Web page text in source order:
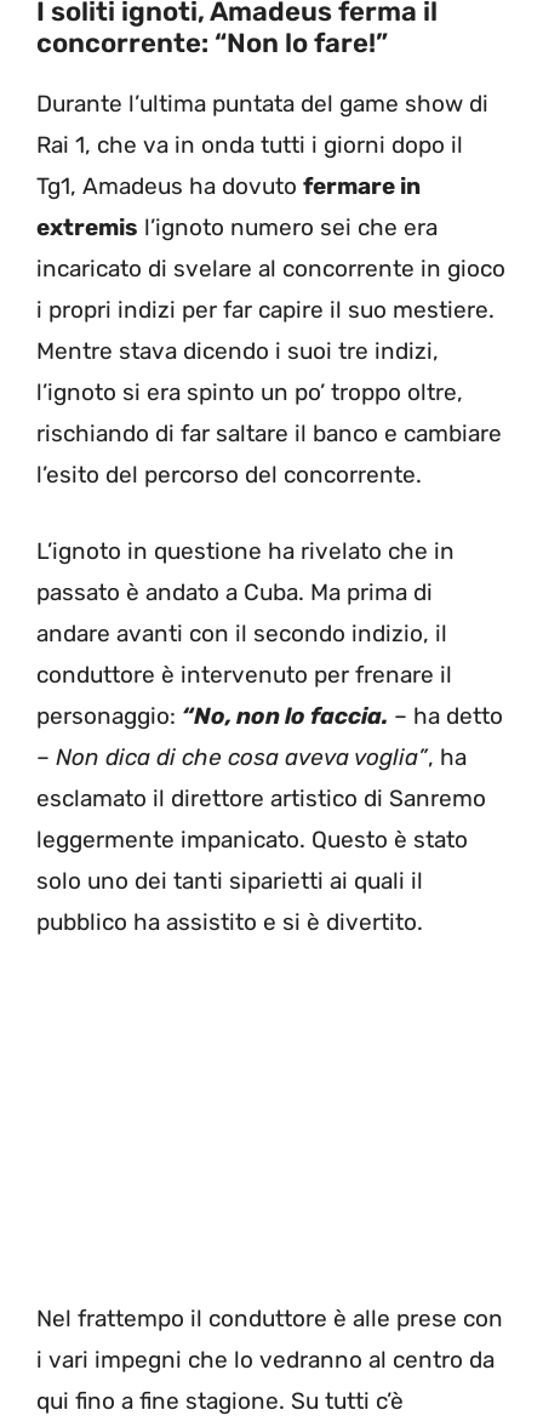
I soliti ignoti, Amadeus ferma il
concorrente: “Non lo fare!”
Durante l’ultima puntata del game show di
Rai 1, che va in onda tutti i giorni dopo il
Tg1, Amadeus ha dovuto fermare in
extremis l’ignoto numero sei che era
incaricato di svelare al concorrente in gioco
i propri indizi per far capire il suo mestiere.
Mentre stava dicendo i suoi tre indizi,
l’ignoto si era spinto un po’ troppo oltre,
rischiando di far saltare il banco e cambiare
l’esito del percorso del concorrente.
L’ignoto in questione ha rivelato che in
passato è andato a Cuba. Ma prima di
andare avanti con il secondo indizio, il
conduttore è intervenuto per frenare il
personaggio: “No, non lo faccia. – ha detto
– Non dica di che cosa aveva voglia”, ha
esclamato il direttore artistico di Sanremo
leggermente impanicato. Questo è stato
solo uno dei tanti siparietti ai quali il
pubblico ha assistito e si è divertito.
Nel frattempo il conduttore è alle prese con
i vari impegni che lo vedranno al centro da
qui fino a fine stagione. Su tutti c’è